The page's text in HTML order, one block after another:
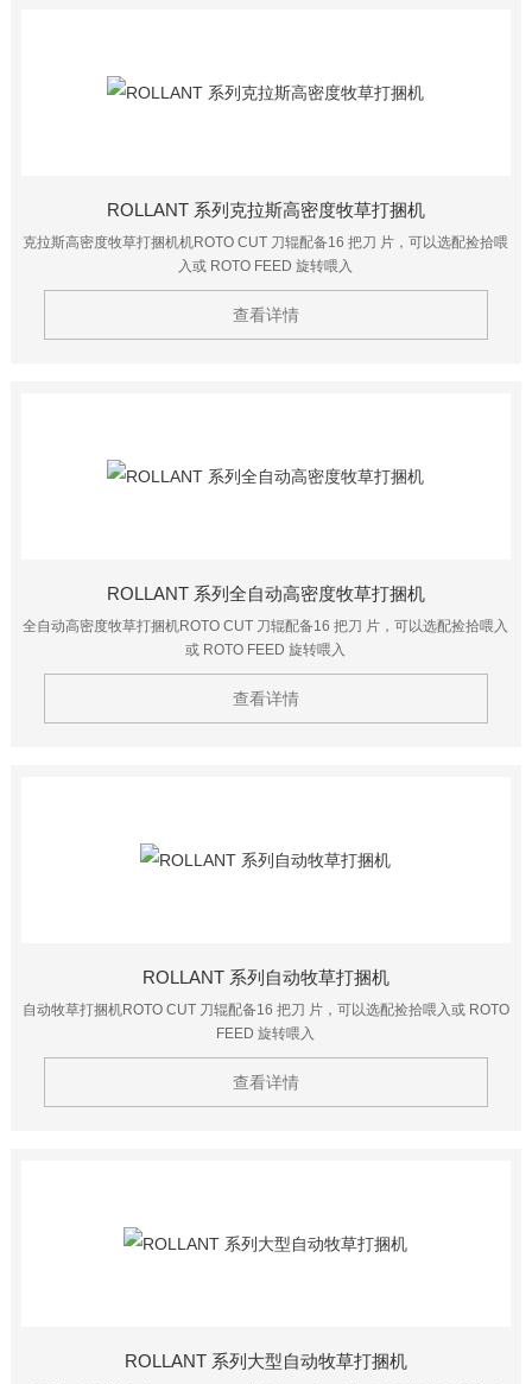
ROLLANT 系列克拉斯高密度牧草打捆机
克拉斯高密度牧草打捆机机ROTO CUT 刀辊配备16 把刀 片，可以选配捡拾喂
入或 ROTO FEED 旋转喂入
查看详情
ROLLANT 系列全自动高密度牧草打捆机
全自动高密度牧草打捆机ROTO CUT 刀辊配备16 把刀 片，可以选配捡拾喂入
或 ROTO FEED 旋转喂入
查看详情
ROLLANT 系列自动牧草打捆机
自动牧草打捆机ROTO CUT 刀辊配备16 把刀 片，可以选配捡拾喂入或 ROTO
FEED 旋转喂入
查看详情
ROLLANT 系列大型自动牧草打捆机